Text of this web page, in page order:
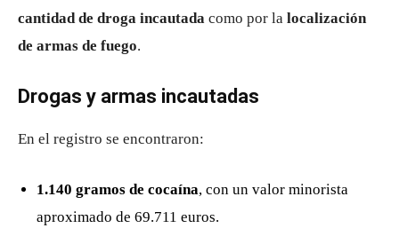
cantidad de droga incautada como por la localización
de armas de fuego.
Drogas y armas incautadas
En el registro se encontraron:
1.140 gramos de cocaína, con un valor minorista
aproximado de 69.711 euros.